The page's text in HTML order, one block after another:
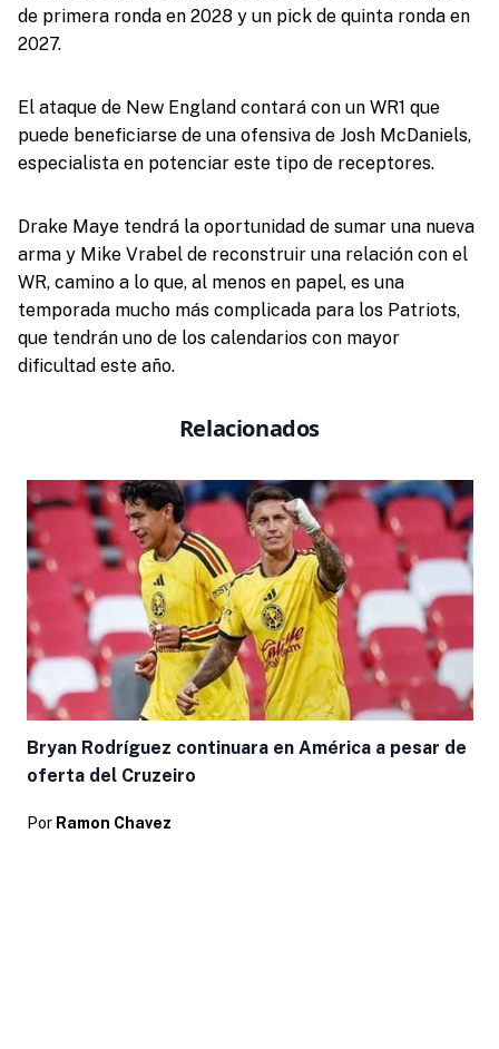
de primera ronda en 2028 y un pick de quinta ronda en
2027.
El ataque de New England contará con un WR1 que
puede beneficiarse de una ofensiva de Josh McDaniels,
especialista en potenciar este tipo de receptores.
Drake Maye tendrá la oportunidad de sumar una nueva
arma y Mike Vrabel de reconstruir una relación con el
WR, camino a lo que, al menos en papel, es una
temporada mucho más complicada para los Patriots,
que tendrán uno de los calendarios con mayor
dificultad este año.
Relacionados
Bryan Rodríguez continuara en América a pesar de
oferta del Cruzeiro
Por Ramon Chavez